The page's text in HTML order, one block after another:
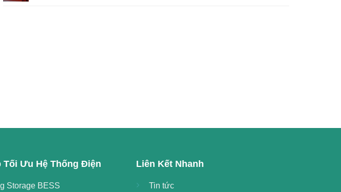
Tối Ưu Hệ Thống Điện
Storage BESS
Liên Kết Nhanh
Tin tức